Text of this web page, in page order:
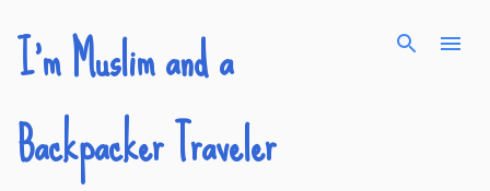
I'm Muslim and a
Backpacker Traveler